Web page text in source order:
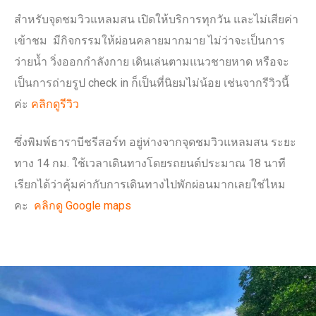
สำหรับจุดชมวิวแหลมสน เปิดให้บริการทุกวัน และไม่เสียค่า
เข้าชม มีกิจกรรมให้ผ่อนคลายมากมาย ไม่ว่าจะเป็นการ
ว่ายน้ำ วิ่งออกกำลังกาย เดินเล่นตามแนวชายหาด หรือจะ
เป็นการถ่ายรูป check in ก็เป็นที่นิยมไม่น้อย เช่นจากรีวิวนี้
ค่ะ คลิกดูรีวิว
ซึ่งพิมพ์ธาราบีชรีสอร์ท อยู่ห่างจากจุดชมวิวแหลมสน ระยะ
ทาง 14 กม. ใช้เวลาเดินทางโดยรถยนต์ประมาณ 18 นาที
เรียกได้ว่าคุ้มค่ากับการเดินทางไปพักผ่อนมากเลยใช่ไหม
คะ คลิกดู Google maps